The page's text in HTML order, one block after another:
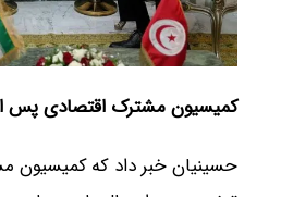
کمیسیون مشترک اقتصادی پس
حسینیان خبر داد که کمیسیون